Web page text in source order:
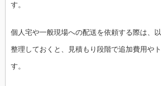
す。
個人宅や一般現場への配送を依頼する際は、
整理しておくと、見積もり段階で追加費用や
す。